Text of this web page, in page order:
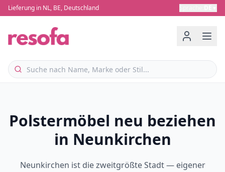
Lieferung in NL, BE, Deutschland
Polstermöbel neu beziehen
in Neunkirchen
Neunkirchen ist die zweitgrößte Stadt — eigener